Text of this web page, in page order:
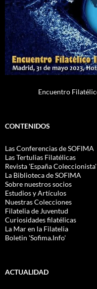
Encuentro
CONTENIDOS
Las Conferencias de SOFIMA
Las Tertulias Filatélicas
Revista 'España Coleccionista'
La Biblioteca de SOFIMA
Sobre nuestros socios
Estudios y Artículos
Nuestras Colecciones
Filatelia de Juventud
Curiosidades filatélicas
La Mar en la Filatelia
Boletin 'Sofima.Info'
ACTUALIDAD